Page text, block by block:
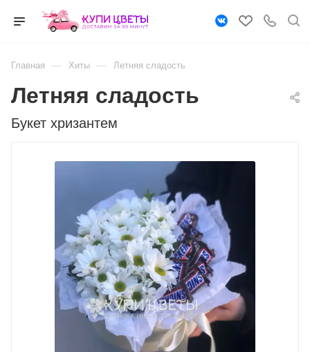
Главная — Хиты — Летняя сладость
Букет хризантем
Летняя сладость